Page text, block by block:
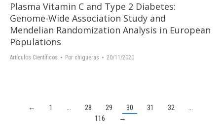
Plasma Vitamin C and Type 2 Diabetes:
Genome-Wide Association Study and
Mendelian Randomization Analysis in European
Populations
Artículos Científicos Por chigueras 20/11/2020
← 1 … 28 29 30 31 32
…
116
→